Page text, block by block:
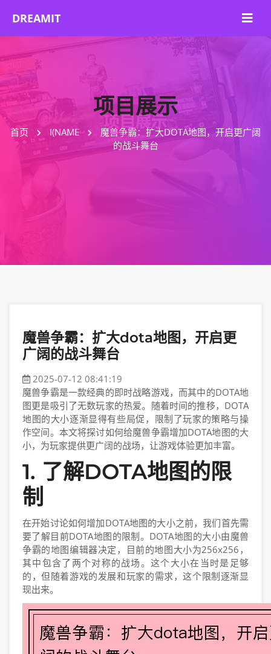
项目展示
首页 I(NAME
魔兽争霸：扩大DOTA地图，开启更广阔
的战斗舞台
魔兽争霸：扩大dota地图，开启更
广阔的战斗舞台
2025-07-12 08:41:19
魔兽争霸是一款经典的即时战略游戏，而其中的DOTA地
图更是吸引了无数玩家的热爱。随着时间的推移，DOTA
地图的大小逐渐显得有些局促，限制了玩家的策略与操
作空间。本文将探讨如何给魔兽争霸增加DOTA地图的大
小，为玩家提供更广阔的战场，让游戏体验更加丰富。
1. 了解DOTA地图的限
制
在开始讨论如何增加DOTA地图的大小之前，我们首先需
要了解目前DOTA地图的限制。DOTA地图的大小由魔兽
争霸的地图编辑器决定，目前的地图大小为256x256，
其中包含了两个对称的战场。这个大小在当时是足够
的，但随着游戏的发展和玩家的需求，这个限制逐渐显
现出来。